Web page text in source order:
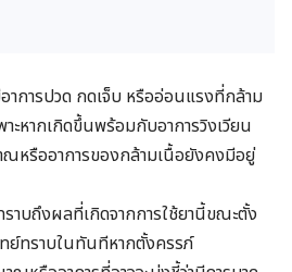
การปวด กดเจ็บ หรืออ่อนแรงที่กล้าม
าะหากเกิดขึ้นพร้อมกับอาการวิงเวียน
หรืออาการของกล้ามเนื้อยังคงมีอยู่
บถึงผลที่เกิดจากการใช้ยานี้ขณะตั้ง
ย์ทราบในทันทีหากตั้งครรภ์